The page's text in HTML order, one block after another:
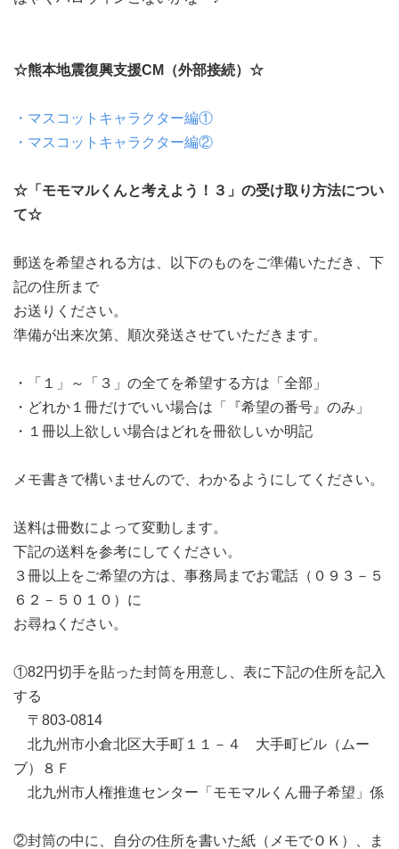
☆熊本地震復興支援CM（外部接続）☆
・マスコットキャラクター編①
・マスコットキャラクター編②
☆「モモマルくんと考えよう！３」の受け取り方法につい
て☆
郵送を希望される方は、以下のものをご準備いただき、下
記の住所まで
お送りください。
準備が出来次第、順次発送させていただきます。
・「１」～「３」の全てを希望する方は「全部」
・どれか１冊だけでいい場合は「『希望の番号』のみ」
・１冊以上欲しい場合はどれを冊欲しいか明記
メモ書きで構いませんので、わかるようにしてください。
送料は冊数によって変動します。
下記の送料を参考にしてください。
３冊以上をご希望の方は、事務局までお電話（０９３－５
６２－５０１０）に
お尋ねください。
①82円切手を貼った封筒を用意し、表に下記の住所を記入
する
〒803-0814
北九州市小倉北区大手町１１－４ 大手町ビル（ムー
ブ）８Ｆ
北九州市人権推進センター「モモマルくん冊子希望」係
②封筒の中に、自分の住所を書いた紙（メモでＯＫ）、ま